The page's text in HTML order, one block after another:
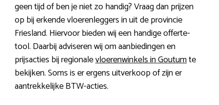
geen tijd of ben je niet zo handig? Vraag dan prijzen
op bij erkende vloerenleggers in uit de provincie
Friesland. Hiervoor bieden wij een handige offerte-
tool. Daarbij adviseren wij om aanbiedingen en
prijsacties bij regionalevloerenwinkels in Goutumte
bekijken. Soms is er ergens uitverkoop of zijn er
aantrekkelijke BTW-acties.